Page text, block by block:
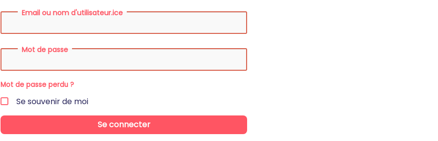
Email ou nom d'utilisateur.ice
Mot de passe
Mot de passe perdu ?
Se souvenir de moi
Se connecter